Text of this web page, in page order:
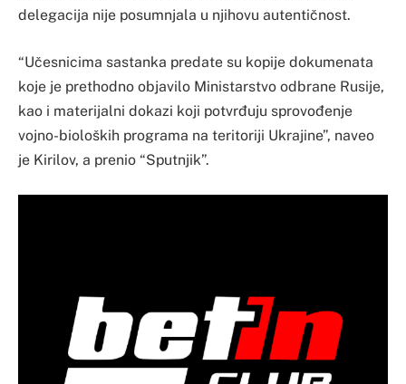
delegacija nije posumnjala u njihovu autentičnost.
“Učesnicima sastanka predate su kopije dokumenata
koje je prethodno objavilo Ministarstvo odbrane Rusije,
kao i materijalni dokazi koji potvrđuju sprovođenje
vojno-bioloških programa na teritoriji Ukrajine”, naveo
je Kirilov, a prenio “Sputnjik”.